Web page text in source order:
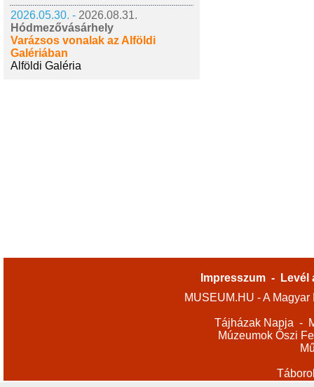
2026.05.30. - 2026.08.31.
Hódmezővásárhely
Varázsos vonalak az Alföldi
Galériában
Alföldi Galéria
Impresszum -
Levél
MUSEUM.HU - A
Tájházak Napja -
Múzeumok Őszi